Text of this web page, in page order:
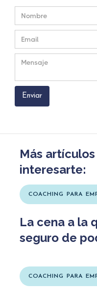
Más
interesarte:
COACHING PARA
La cena a la
seguro de
COACHING PARA